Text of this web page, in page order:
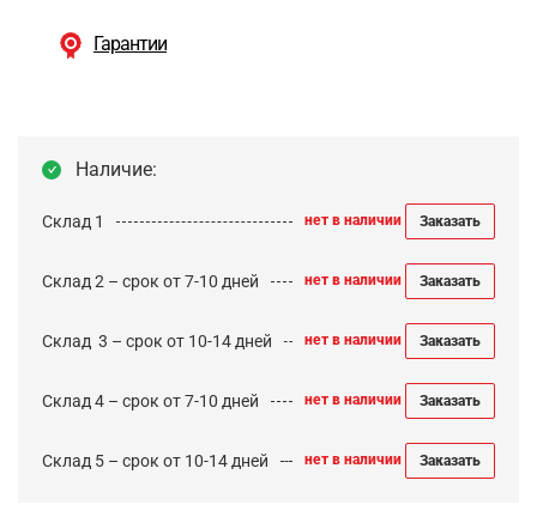
Гарантии
Наличие:
Склад 1 нет в наличии Заказать
Склад 2 – срок от 7-10 дней нет в наличии Заказать
Cклад 3 – срок от 10-14 дней нет в наличии Заказать
Склад 4 – срок от 7-10 дней нет в наличии Заказать
Склад 5 – срок от 10-14 дней нет в наличии Заказать